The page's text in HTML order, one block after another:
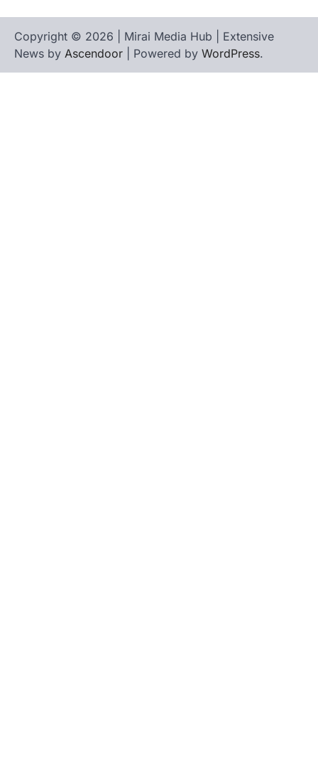
Copyright © 2026 | Mirai Media Hub | Extensive
News by Ascendoor | Powered by WordPress.